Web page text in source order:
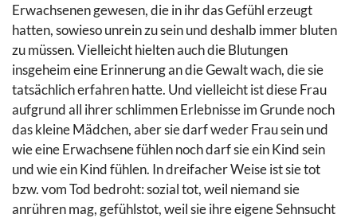
Erwachsenen gewesen, die in ihr das Gefühl erzeugt
hatten, sowieso unrein zu sein und deshalb immer bluten
zu müssen. Vielleicht hielten auch die Blutungen
insgeheim eine Erinnerung an die Gewalt wach, die sie
tatsächlich erfahren hatte. Und vielleicht ist diese Frau
aufgrund all ihrer schlimmen Erlebnisse im Grunde noch
das kleine Mädchen, aber sie darf weder Frau sein und
wie eine Erwachsene fühlen noch darf sie ein Kind sein
und wie ein Kind fühlen. In dreifacher Weise ist sie tot
bzw. vom Tod bedroht: sozial tot, weil niemand sie
anrühren mag, gefühlstot, weil sie ihre eigene Sehnsucht